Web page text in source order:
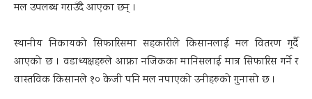
मल उपलब्ध गराउँदै आएका छन् ।
स्थानीय निकायको सिफारिसमा सहकारीले किसानलाई मल वितरण गर्र्दै
आएको छ । वडाध्यक्षहरुले आफ्ना नजिकका मानिसलाई मात्र सिफारिस गर्ने र
वास्तविक किसानले १० केजी पनि मल नपाएको उनीहरुको गुनासो छ ।